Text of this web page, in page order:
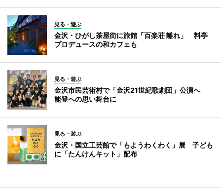
見る・遊ぶ
金沢・ひがし茶屋街に旅館「百楽荘 離れ」 料亭
プロデュースの和カフェも
見る・遊ぶ
金沢市民芸術村で「金沢21世紀歌劇団」公演へ
能登への思い舞台に
見る・遊ぶ
金沢・国立工芸館で「もようわくわく」展 子ども
に「たんけんキット」配布